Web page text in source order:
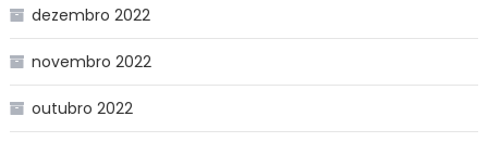
dezembro 2022
novembro 2022
outubro 2022